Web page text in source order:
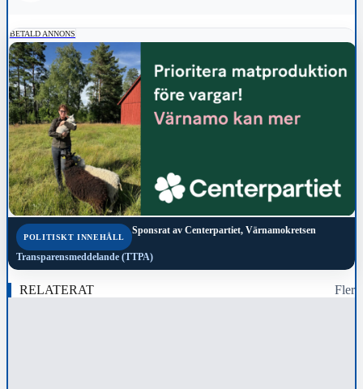
BETALD ANNONS
POLITISKT INNEHÅLL
Sponsrat av Centerpartiet, Värnamokretsen
Transparensmeddelande (TTPA)
RELATERAT Fler